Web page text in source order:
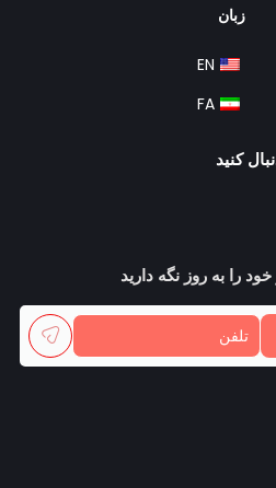
زبان
EN
FA
کنید
را به روز نگه دارید